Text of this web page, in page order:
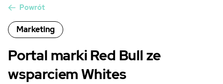
Powrót
Marketing
Portal marki Red Bull ze
wsparciem Whites